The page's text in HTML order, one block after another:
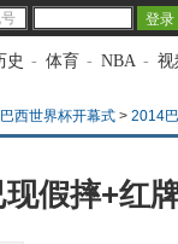
史 - 体育 - NBA - 视
西世界杯开幕式 > 2014
假摔+红